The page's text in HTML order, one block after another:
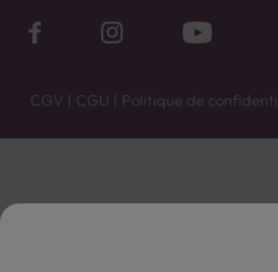
CGV | CGU | Politique de
Vente uniquement en caves. Contactez